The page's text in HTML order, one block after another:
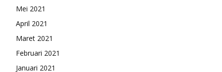
Mei 2021
April 2021
Maret 2021
Februari 2021
Januari 2021